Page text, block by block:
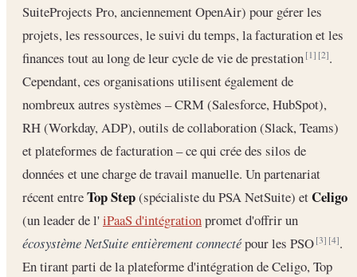
SuiteProjects Pro, anciennement OpenAir) pour gérer les
projets, les ressources, le suivi du temps, la facturation et les
finances tout au long de leur cycle de vie de prestation[1] [2].
Cependant, ces organisations utilisent également de
nombreux autres systèmes – CRM (Salesforce, HubSpot),
RH (Workday, ADP), outils de collaboration (Slack, Teams)
et plateformes de facturation – ce qui crée des silos de
données et une charge de travail manuelle. Un partenariat
récent entreTop Step(spécialiste du PSA NetSuite) etCeligo
(un leader de l'iPaaS d'intégrationpromet d'offrir un
écosystème NetSuite entièrement connectépour les PSO[3] [4].
En tirant parti de la plateforme d'intégration de Celigo, Top